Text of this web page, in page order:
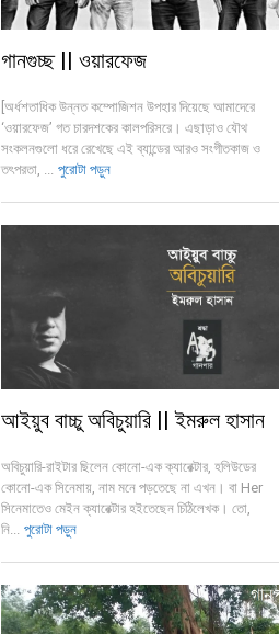
গানগুচ্ছ || ওয়ারফেজ
[অর্ধশতাধিক উন্নত কম্পোজিশন উপহার দিয়েছে আমাদেরে
‘ওয়ারফেজ’ গত চারদশকের কালপরিসরে। এছাড়াও যৌথ
সংকলনগুলো ধরে রেখেছে এই ব্যান্ডের আরও সংগীতকাজ ও
তৎপরতা, ... পুরোটা পড়ুন
আইয়ুব বাচ্চু অবিচুয়ারি || ইমরুল হাসান
অবিচুয়ারি-রাইটার ছিলেন কোনো-এক ক্যারেক্টার, হলিউডের
কোনো-এক সিনেমায়, নাম মনে পড়তেছে না এখন। বা Her
সিনেমাতেও মেইন ক্যারেক্টার হইতেছেন চিঠিলেখক। তো,
নি... পুরোটা পড়ুন